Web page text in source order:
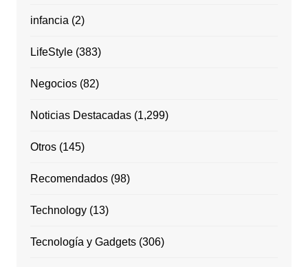
infancia(2)
LifeStyle(383)
Negocios(82)
Noticias Destacadas(1,299)
Otros(145)
Recomendados(98)
Technology(13)
Tecnología y Gadgets(306)